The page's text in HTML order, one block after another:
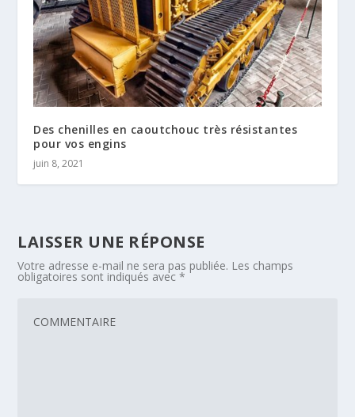
Des chenilles en caoutchouc très résistantes
pour vos engins
juin 8, 2021
LAISSER UNE RÉPONSE
Votre adresse e-mail ne sera pas publiée. Les champs
obligatoires sont indiqués avec*